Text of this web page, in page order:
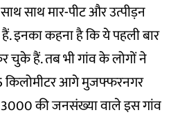
साथ मार-पीट और उत्पीड़न
इनका कहना है कि ये पहली बार
चुके हैं. तब भी गांव के लोगों ने
किलोमीटर आगे मुजफ्फरनगर
3000 की जनसंख्या वाले इस गांव